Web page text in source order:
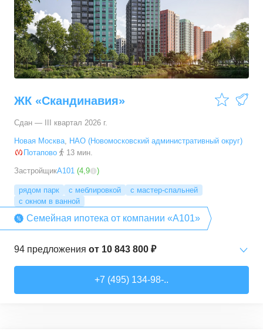
50,6–60,29
3-комн. кв. от16 491 230 ₽
74,3–94,8м² 22 предложения
ЖК «Скандинавия»
Сдан — III квартал 2026 г.
Новая Москва, НАО (Новомосковский административный округ)
Потапово
13 мин.
ЗастройщикА101 (4,9 )
рядом парк с меблировкой
с мастер-спальней
с окном в ванной
Семейная ипотека от компании «А101»
94 предложения от 10 843 800 ₽
+7 (495) 134-98-..